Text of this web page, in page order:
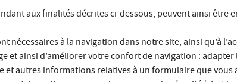
aux finalités décrites ci-dessous, peuvent ainsi être
nécessaires à la navigation dans notre site, ainsi qu’à
et ainsi d’améliorer votre confort de navigation :
et autres informations relatives à un formulaire que